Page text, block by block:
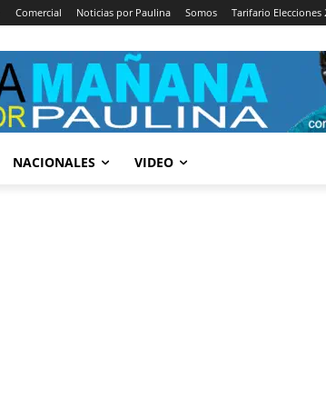
Comercial Noticias por Paulina Somos Tarifario Elecciones
NACIONALES VIDEO